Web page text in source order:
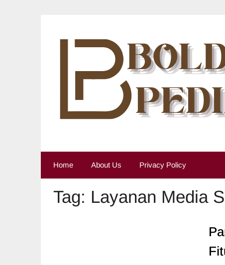
Home About Us Privacy Policy
Tag: Layanan Media